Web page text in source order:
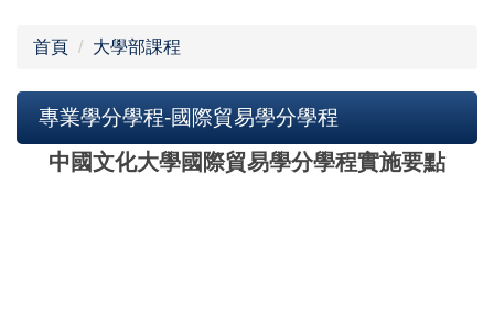
首頁 大學部課程
專業學分學程-國際貿易學分學程
中國文化大學國際貿易學分學程實施要點